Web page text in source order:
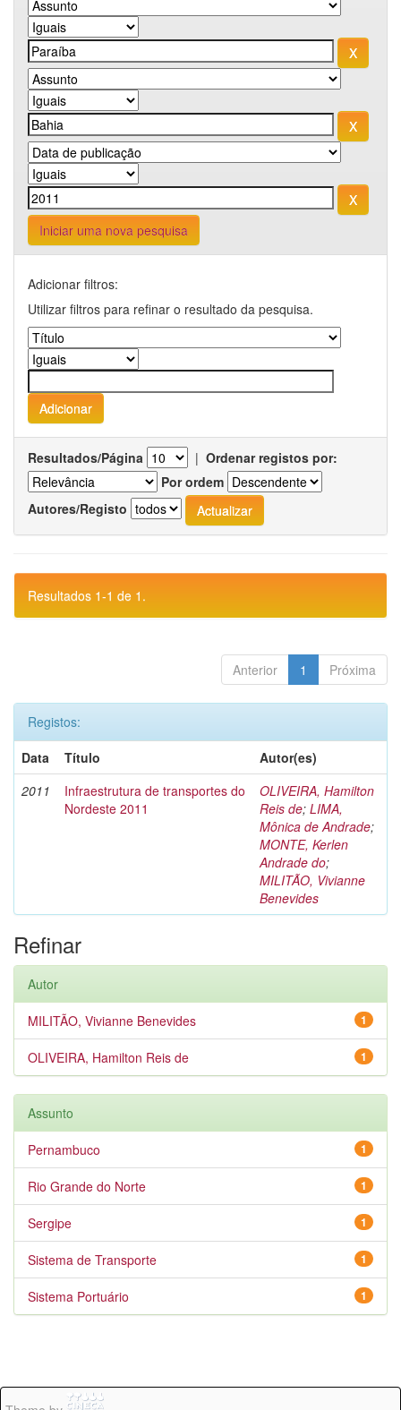
Iniciar uma nova pesquisa
Adicionar filtros:
Utilizar filtros para refinar o resultado da pesquisa.
Resultados/Página | Ordenar registos por:
Por ordem
Autores/Registo
Resultados 1-1 de 1.
Anterior 1 Próxima
Registos:
Data
Título
Autor(es)
2011
Infraestrutura de transportes do
Nordeste 2011
OLIVEIRA, Hamilton
Reis de; LIMA,
Mônica de Andrade;
MONTE, Kerlen
Andrade do;
MILITÃO, Vivianne
Benevides
Refinar
Autor
1
MILITÃO, Vivianne Benevides
1
OLIVEIRA, Hamilton Reis de
Assunto
1
Pernambuco
1
Rio Grande do Norte
1
Sergipe
1
Sistema de Transporte
1
Sistema Portuário